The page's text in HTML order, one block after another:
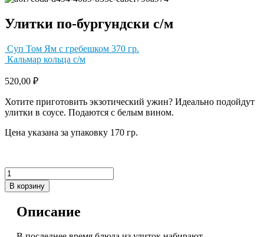
Улитки по-бургундски с/м
Суп Том Ям с гребешком 370 гр.
Кальмар кольца с/м
520,00 ₽
Хотите приготовить экзотический ужин? Идеально подойдут
улитки в соусе. Подаются с белым вином.
Цена указана за упаковку 170 гр.
В корзину
Описание